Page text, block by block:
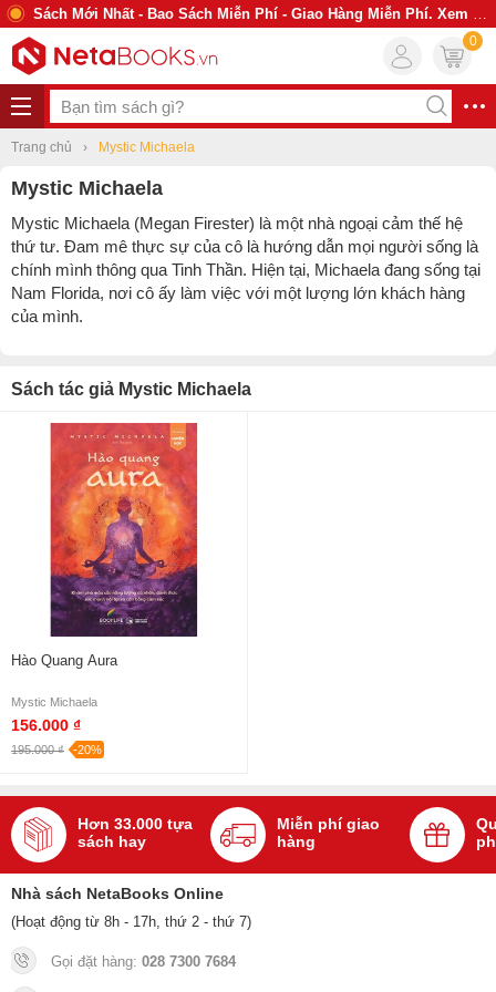
Sách Mới Nhất - Bao Sách Miễn Phí - Giao Hàng Miễn Phí. Xem Ngay
0
Trang chủ Mystic Michaela
Mystic Michaela
Mystic Michaela (Megan Firester) là một nhà ngoại cảm thế hệ
thứ tư. Đam mê thực sự của cô là hướng dẫn mọi người sống là
chính mình thông qua Tinh Thần. Hiện tại, Michaela đang sống tại
Nam Florida, nơi cô ấy làm việc với một lượng lớn khách hàng
của mình.
Sách tác giả Mystic Michaela
Hào Quang Aura
Mystic Michaela
156.000 ₫
195.000 ₫ -20%
Hơn 33.000 tựa
sách hay
Miễn phí giao
hàng
Nhà sách NetaBooks Online
(Hoạt động từ 8h - 17h, thứ 2 - thứ 7)
Gọi đặt hàng: 028 7300 7684